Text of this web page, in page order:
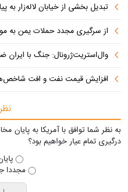
تبدیل بخشی از خیابان لاله‌زار به
از سرگیری مجدد حملات یمن به
وال‌استریت‌ژرونال: جنگ با ایران
افزایش قیمت نفت و افت
به نظر شما توافق با آمریکا به پایان
درگیری تمام عیار خواهیم بود؟
مجددا